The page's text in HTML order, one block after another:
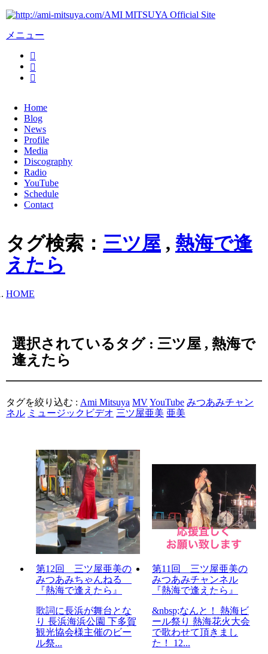
AMI MITSUYA Official Site
メニュー
Home
Blog
News
Profile
Media
Discography
Radio
YouTube
Schedule
Contact
タグ検索： 三ツ屋 , 熱海で逢
えたら
HOME
選択されているタグ : 三ツ屋 , 熱海で
逢えたら
タグを絞り込む : Ami Mitsuya MVYouTube みつあみチャン
ネル ミュージックビデオ 三ツ屋亜美 亜美
第12回 三ツ屋亜美の
みつあみちゃんねる
『熱海で逢えたら』
歌詞に長浜が舞台とな
り 長浜海浜公園 下多賀
観光協会様主催のビー
ル祭...
第11回 三ツ屋亜美の
みつあみチャンネル
『熱海で逢えたら』
&nbsp;なんと！ 熱海ビ
ール祭り 熱海花火大会
で歌わせて頂きまし
た！ 12...